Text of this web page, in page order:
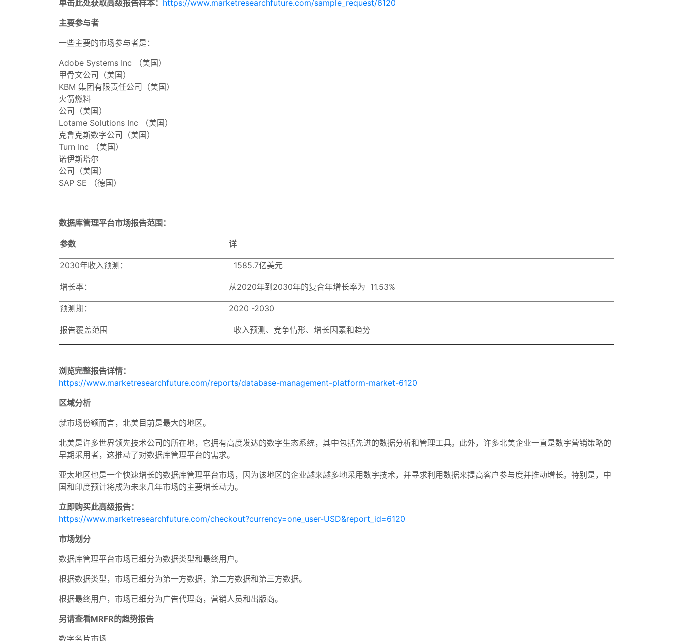
单击此处获取高级报告样本： https://www.marketresearchfuture.com/sample_request/6120
主要参与者
一些主要的市场参与者是：
Adobe Systems Inc （美国）
甲骨文公司（美国）
KBM 集团有限责任公司（美国）
火箭燃料
公司（美国）
Lotame Solutions Inc （美国）
克鲁克斯数字公司（美国）
Turn Inc （美国）
诺伊斯塔尔
公司（美国）
SAP SE （德国）
数据库管理平台市场报告范围：
参数 详
2030年收入预测： 1585.7亿美元
增长率： 从2020年到2030年的复合年增长率为 11.53%
预测期： 2020 -2030
报告覆盖范围 收入预测、竞争情形、增长因素和趋势
浏览完整报告详情：
https://www.marketresearchfuture.com/reports/database-management-platform-market-6120
区域分析
就市场份额而言，北美目前是最大的地区。
北美是许多世界领先技术公司的所在地，它拥有高度发达的数字生态系统，其中包括先进的数据分析和管理工具。此外，许多北美企业一直是数字营销策略的
早期采用者，这推动了对数据库管理平台的需求。
亚太地区也是一个快速增长的数据库管理平台市场，因为该地区的企业越来越多地采用数字技术，并寻求利用数据来提高客户参与度并推动增长。特别是，中
国和印度预计将成为未来几年市场的主要增长动力。
立即购买此高级报告：
https://www.marketresearchfuture.com/checkout?currency=one_user-USD&report_id=6120
市场划分
数据库管理平台市场已细分为数据类型和最终用户。
根据数据类型，市场已细分为第一方数据，第二方数据和第三方数据。
根据最终用户，市场已细分为广告代理商，营销人员和出版商。
另请查看MRFR的趋势报告
数字名片市场